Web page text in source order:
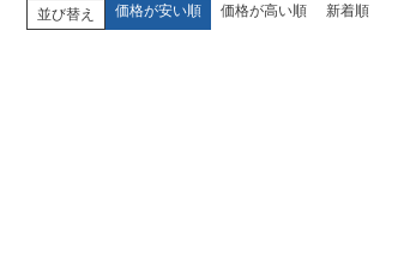
並び替え 価格が安い順 価格が高い順 新着順